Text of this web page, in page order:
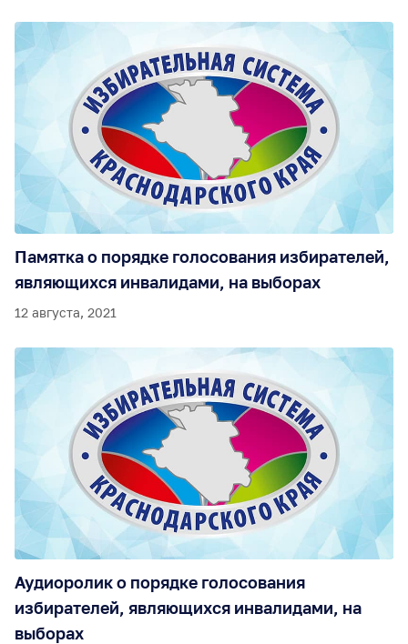
Повышение правовой культуры
Памятка о порядке голосования избирателей,
являющихся инвалидами, на выборах
12 августа, 2021
Аудиоролик о порядке голосования
избирателей, являющихся инвалидами, на
выборах